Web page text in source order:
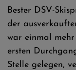
Bester DSV-
der
war einmal
ersten
Stelle gelegen,